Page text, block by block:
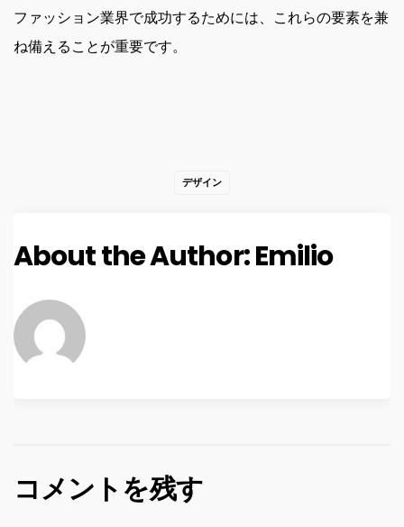
ファッション業界で成功するためには、これらの要素を兼
ね備えることが重要です。
デザイン
About the Author:Emilio
コメントを残す